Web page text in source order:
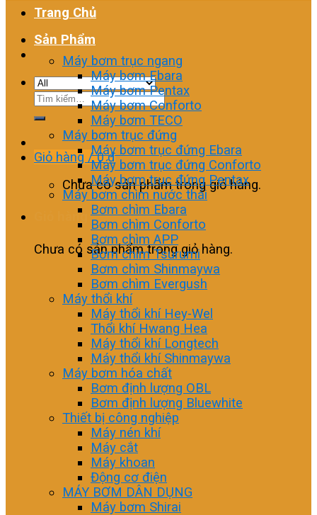
Tìm
Giỏ hàng /0₫
Chưa có sản phẩm trong giỏ hàng.
Giỏ hàng
Chưa có sản phẩm trong giỏ hàng.
Trang Chủ
Sản Phẩm
Máy bơm trục ngang
Máy bơm Ebara
Máy bơm Pentax
Máy bơm Conforto
Máy bơm TECO
Máy bơm trục đứng
Máy bơm trục đứng Ebara
Máy bơm trục đứng Conforto
Máy bơm trục đứng Pentax
Máy bơm chìm nước thải
Bơm chìm Ebara
Bơm chìm Conforto
Bơm chìm APP
Bơm chìm Tsurumi
Bơm chìm Shinmaywa
Bơm chìm Evergush
Máy thổi khí
Máy thổi khí Hey-Wel
Thổi khí Hwang Hea
Máy thổi khí Longtech
Máy thổi khí Shinmaywa
Máy bơm hóa chất
Bơm định lượng OBL
Bơm định lượng Bluewhite
Thiết bị công nghiệp
Máy nén khí
Máy cắt
Máy khoan
Động cơ điện
MÁY BƠM DÂN DỤNG
Máy bơm Shirai